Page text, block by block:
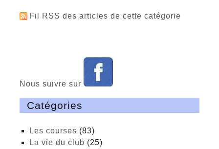
Fil RSS des articles de cette catégorie
Nous suivre sur
Catégories
Les courses (83)
La vie du club (25)